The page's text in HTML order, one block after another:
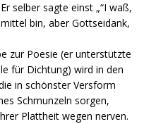
selber sagte einst „“I waß,
bin, aber Gottseidank,
zur Poesie (er unterstützte
für Dichtung) wird in den
in schönster Versform
Schmunzeln sorgen,
Plattheit wegen nerven.